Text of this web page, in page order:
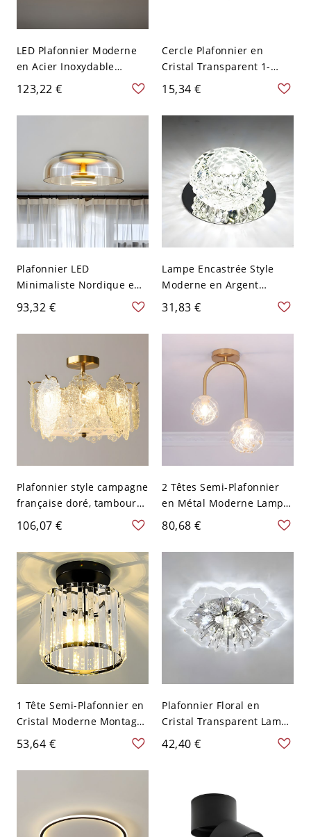
LED Plafonnier Moderne
en Acier Inoxydable
Design d'Anneau
Luminaire Encastré en Or
Décor en Cristal - Or 110
123,22 €
Cercle Plafonnier en
Cristal Transparent 1-
Lumière Luminaire
Encastré pour Salon -
Transparent 110 V-120 V
15,34 €
Plafonnier LED
Minimaliste Nordique en
Verre - Ambré 110 V-120 V
Chaud
93,32 €
Lampe Encastrée Style
Moderne en Argent
Plafonnier LED Sphère en
Cristal Transparent pour
Couloir - Argent 110 V-120
V 10,16 cm Blanc
31,83 €
Plafonnier style campagne
française doré, tambour
en verre texturé - 110 V-
120 V Roue 40,64 cm
106,07 €
2 Têtes Semi-Plafonnier
en Métal Moderne Lampe
de Plafond à Abat-Jour en
Verre de Sphère - Or
Transparent 110 V-120 V
80,68 €
1 Tête Semi-Plafonnier en
Cristal Moderne Montage
Semi-Encastré pour
Couloir - 110 V-120 V Noir
Cylindre
53,64 €
Plafonnier Floral en
Cristal Transparent Lampe
Encastrée LED pour
Couloir - Transparent 110
42,40 €